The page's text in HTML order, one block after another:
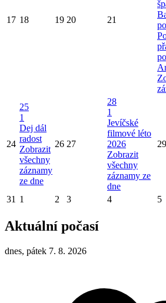
17 18 19 20 21
24
25
1
Dej dál
radost
Zobrazit
všechny
záznamy
ze dne
26 27
28
1
Jevíčské
filmové léto
2026
Zobrazit
všechny
záznamy ze
dne
29
31 1 2 3 4 5
Aktuální počasí
dnes, pátek 7. 8. 2026